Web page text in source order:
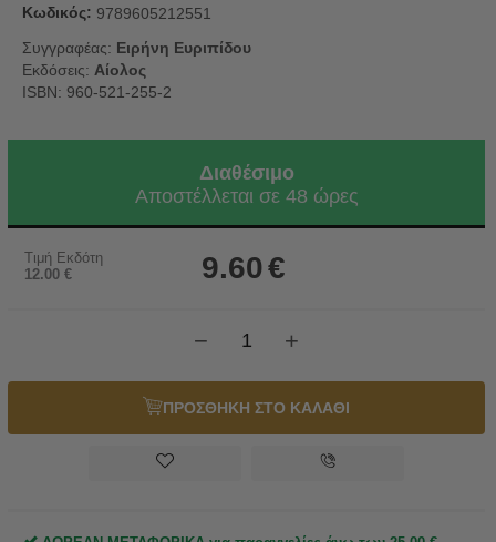
Κωδικός: 9789605212551
Συγγραφέας: Ειρήνη Ευριπίδου
Εκδόσεις: Αίολος
ISBN: 960-521-255-2
Διαθέσιμο
Αποστέλλεται σε 48 ώρες
Τιμή Εκδότη
12.00 € 9.60€
+
−
ΠΡΟΣΘΗΚΗ ΣΤΟ ΚΑΛΑΘΙ